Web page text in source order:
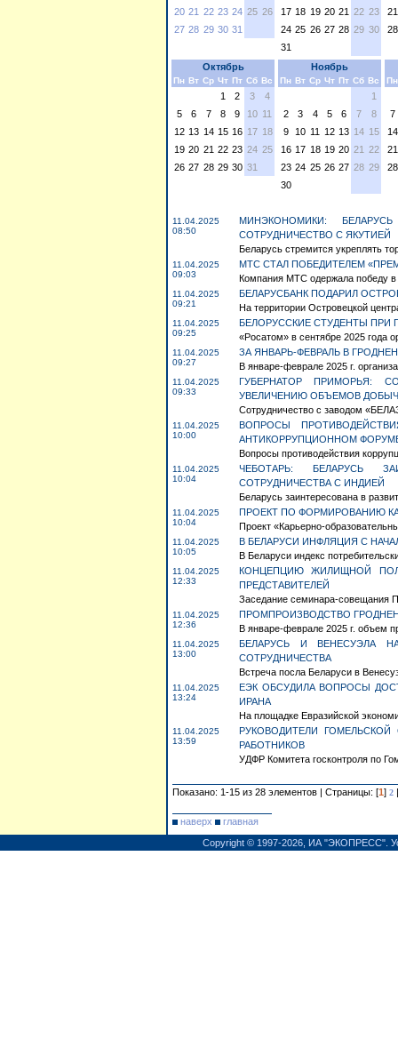
20 21 22 23 24 25 26
27 28 29 30 31
17 18 19 20 21 22 23
24 25 26 27 28 29 30
31
21
28
Октябрь
Пн Вт Ср Чт Пт Сб Вс
1 2 3
4
5
6 7 8 9 10 11
12 13 14 15 16 17 18
19 20 21 22 23 24 25
26 27 28 29 30 31
Ноябрь
Пн Вт Ср Чт Пт Сб Вс
1
2
3 4 5 6 7
8
9
10 11 12 13 14 15
16 17 18 19 20 21 22
23 24 25 26 27 28 29
30
Пн
7
14
21
28
11.04.2025
08:50
МИНЭКОНОМИКИ:
СОТРУДНИЧЕСТВО С ЯКУТИЕЙ
Беларусь стремится укреплять
11.04.2025
09:03
МТС СТАЛ ПОБЕДИТЕЛЕМ
Компания МТС одержала победу
11.04.2025
09:21
БЕЛАРУСБАНК ПОДАРИЛ
На территории Островецкой
11.04.2025
09:25
БЕЛОРУССКИЕ СТУДЕНТЫ ПРИ
«Росатом» в сентябре 2025 года
11.04.2025
09:27
ЗА ЯНВАРЬ-ФЕВРАЛЬ В
В январе-феврале 2025 г.
11.04.2025
09:33
ГУБЕРНАТОР ПРИМОРЬЯ:
УВЕЛИЧЕНИЮ ОБЪЕМОВ
Сотрудничество с заводом
11.04.2025
10:00
ВОПРОСЫ
АНТИКОРРУПЦИОННОМ
Вопросы противодействия
11.04.2025
10:04
ЧЕБОТАРЬ: БЕЛАРУСЬ
СОТРУДНИЧЕСТВА С ИНДИЕЙ
Беларусь заинтересована в
11.04.2025
10:04
ПРОЕКТ ПО ФОРМИРОВАНИЮ
Проект «Карьерно-
11.04.2025
10:05
В БЕЛАРУСИ ИНФЛЯЦИЯ С
В Беларуси индекс
11.04.2025
12:33
КОНЦЕПЦИЮ ЖИЛИЩНОЙ
ПРЕДСТАВИТЕЛЕЙ
Заседание семинара-совещания
11.04.2025
12:36
ПРОМПРОИЗВОДСТВО
В январе-феврале 2025 г. объем
11.04.2025
13:00
БЕЛАРУСЬ И ВЕНЕСУЭЛА
СОТРУДНИЧЕСТВА
Встреча посла Беларуси в
11.04.2025
13:24
ЕЭК ОБСУДИЛА ВОПРОСЫ
ИРАНА
На площадке Евразийской
11.04.2025
13:59
РУКОВОДИТЕЛИ
РАБОТНИКОВ
УДФР Комитета госконтроля по
Показано: 1-15 из 28 элементов | Страницы: [1] 2 |
наверх
главная
Copyright © 1997-2026, ИА "ЭКОПРЕСС".